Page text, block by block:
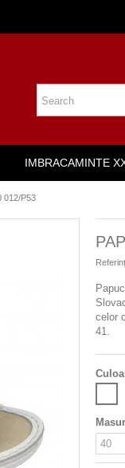
IMBRACAMINTE
012/P53
celor
41.